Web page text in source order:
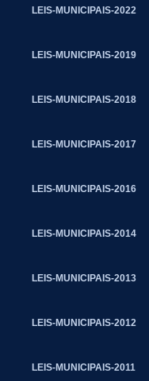
LEIS-MUNICIPAIS-2022
LEIS-MUNICIPAIS-2019
LEIS-MUNICIPAIS-2018
LEIS-MUNICIPAIS-2017
LEIS-MUNICIPAIS-2016
LEIS-MUNICIPAIS-2014
LEIS-MUNICIPAIS-2013
LEIS-MUNICIPAIS-2012
LEIS-MUNICIPAIS-2011